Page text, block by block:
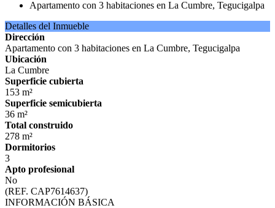
Detalles del Inmueble
Dirección
Apartamento con 3 habitaciones en La Cumbre, Tegucigalpa
Ubicación
La Cumbre
Superficie cubierta
153 m²
Superficie semicubierta
36 m²
Total construido
278 m²
Dormitorios
3
Apto profesional
No
(REF. CAP7614637)
INFORMACIÓN BÁSICA